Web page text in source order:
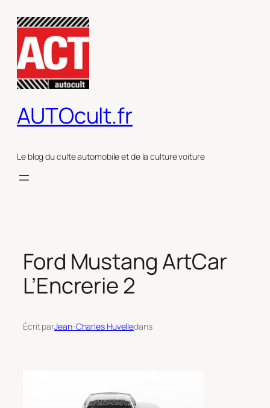
contenu
AUTOcult.fr
Le blog du culte automobile et de la culture voiture
Ford Mustang ArtCar
L’Encrerie 2
Écrit parJean-Charles Huvelledans